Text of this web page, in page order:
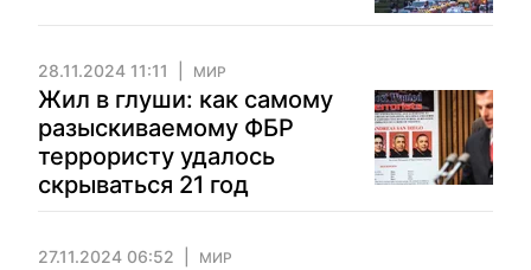
28.11.2024 11:11 МИР
Жил в глуши: как самому
разыскиваемому ФБР
террористу удалось
скрываться 21 год
27.11.2024 06:52 МИР